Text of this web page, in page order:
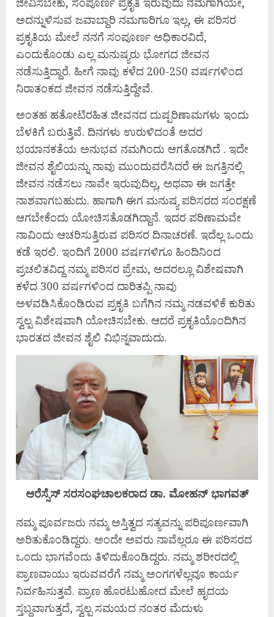
ಅದನ್ನುಳಿಸುವ ಜವಾಬ್ದಾರಿ ನಮಗಾರಿಗೂ ಇಲ್ಲ, ಈ ಪರಿಸರ
ಪ್ರಕೃತಿಯ ಮೇಲೆ ನನಗೆ ಸಂಪೂರ್ಣ ಅಧಿಕಾರವಿದೆ,
ಎಂದುಕೊಂಡು ಎಲ್ಲ ಮನುಷ್ಯರು ಭೋಗದ ಜೀವನ
ನಡೆಸುತ್ತಿದ್ದಾರೆ. ಹೀಗೆ ನಾವು ಕಳೆದ 200-250 ವರ್ಷಗಳಿಂದ
ನಿರಾತಂಕದ ಜೀವನ ನಡೆಸುತ್ತಿದ್ದೇವೆ.
ಅಂತಹ ಹತೋಟಿರಹಿತ ಜೀವನದ ದುಷ್ಪರಿಣಾಮಗಳು ಇಂದು
ಬೆಳಕಿಗೆ ಬರುತ್ತಿವೆ. ದಿನಗಳು ಉರುಳಿದಂತೆ ಅದರ
ಭಯಾನಕತೆಯ ಅನುಭವ ನಮಗಿಂದು ಆಗತೊಡಗಿದೆ . ಇದೇ
ಜೀವನ ಶೈಲಿಯನ್ನು ನಾವು ಮುಂದುವರೆಸಿದರೆ ಈ ಜಗತ್ತಿನಲ್ಲಿ
ಜೀವನ ನಡೆಸಲು ನಾವೇ ಇರುವುದಿಲ್ಲ, ಅಥವಾ ಈ ಜಗತ್ತೇ
ನಾಶವಾಗಬಹುದು. ಹಾಗಾಗಿ ಈಗ ಮನುಷ್ಯ ಪರಿಸರದ ಸಂರಕ್ಷಣೆ
ಆಗಬೇಕೆಂದು ಯೋಚಿಸತೊಡಗಿದ್ದಾನೆ. ಇದರ ಪರಿಣಾಮವೇ
ನಾವಿಂದು ಆಚರಿಸುತ್ತಿರುವ ಪರಿಸರ ದಿನಾಚರಣೆ. ಇದೆಲ್ಲ ಒಂದು
ಕಡೆ ಇರಲಿ. ಇಂದಿಗೆ 2000 ವರ್ಷಗಳಿಗೂ ಹಿಂದಿನಿಂದ
ಪ್ರಚಲಿತವಿದ್ದ ನಮ್ಮ ಪರಿಸರ ಪ್ರೇಮ, ಅದರಲ್ಲೂ ವಿಶೇಷವಾಗಿ
ಕಳೆದ 300 ವರ್ಷಗಳಿಂದ ದಾರಿತಪ್ಪಿ ನಾವು
ಅಳವಡಿಸಿಕೊಂಡಿರುವ ಪ್ರಕೃತಿ ಬಗೆಗಿನ ನಮ್ಮ ನಡವಳಿಕೆ ಕುರಿತು
ಸ್ವಲ್ಪ ವಿಶೇಷವಾಗಿ ಯೋಚಿಸಬೇಕು. ಆದರೆ ಪ್ರಕೃತಿಯೊಂದಿಗಿನ
ಭಾರತದ ಜೀವನ ಶೈಲಿ ವಿಭಿನ್ನವಾದುದು.
ಆರೆಸ್ಸೆಸ್ ಸರಸಂಘಚಾಲಕರಾದ ಡಾ. ಮೋಹನ್ ಭಾಗವತ್
ನಮ್ಮ ಪೂರ್ವಜರು ನಮ್ಮ ಅಸ್ತಿತ್ವದ ಸತ್ಯವನ್ನು ಪರಿಪೂರ್ಣವಾಗಿ
ಅರಿತುಕೊಂಡಿದ್ದರು. ಅಂದೇ ಅವರು ನಾವೆಲ್ಲರೂ ಈ ಪರಿಸರದ
ಒಂದು ಭಾಗವೆಂದು ತಿಳಿದುಕೊಂಡಿದ್ದರು. ನಮ್ಮ ಶರೀರದಲ್ಲಿ
ಪ್ರಾಣವಾಯು ಇರುವವರೆಗೆ ನಮ್ಮ ಅಂಗಗಳೆಲ್ಲವೂ ಕಾರ್ಯ
ನಿರ್ವಹಿಸುತ್ತವೆ. ಪ್ರಾಣ ಹೊರಟುಹೋದ ಮೇಲೆ ಹೃದಯ
ಸ್ತಬ್ಧವಾಗುತ್ತದೆ, ಸ್ವಲ್ಪ ಸಮಯದ ನಂತರ ಮೆದುಳು